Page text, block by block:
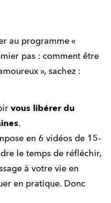
au programme «
pas : comment être
», sachez :
vous libérer du
.
en 6 vidéos de 15-
le temps de réfléchir,
à votre vie en
en pratique. Donc